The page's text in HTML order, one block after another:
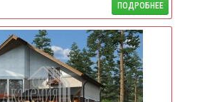
ПОДРОБНЕЕ